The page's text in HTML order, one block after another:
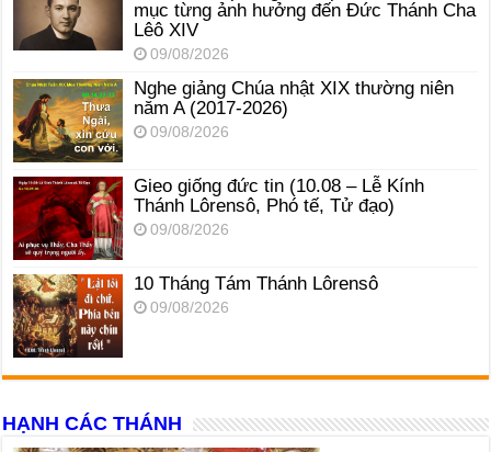
mục từng ảnh hưởng đến Đức Thánh Cha
Lêô XIV
09/08/2026
Nghe giảng Chúa nhật XIX thường niên
năm A (2017-2026)
09/08/2026
Gieo giống đức tin (10.08 – Lễ Kính
Thánh Lôrensô, Phó tế, Tử đạo)
09/08/2026
10 Tháng Tám Thánh Lôrensô
09/08/2026
HẠNH CÁC THÁNH